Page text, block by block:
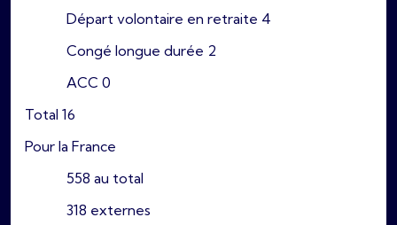
Départ volontaire en retraite 4
Congé longue durée 2
ACC 0
Total 16
Pour la France
558 au total
318 externes